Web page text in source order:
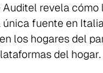
Auditel revela
fuente en
los hogares del
del hogar.